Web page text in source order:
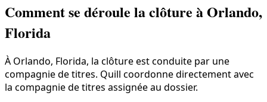
Comment se déroule la clôture à Orlando,
Florida
À Orlando, Florida, la clôture est conduite par une
compagnie de titres. Quill coordonne directement avec
la compagnie de titres assignée au dossier.